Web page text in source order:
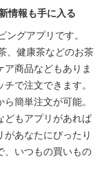
情報も手に入る
ングアプリです。
、健康茶などのお茶
商品などもありま
で注文できます。
簡単注文が可能。
どもアプリがあれば
あなたにぴったり
、いつもの買いもの